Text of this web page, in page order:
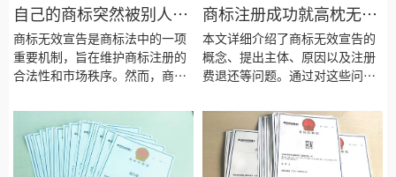
自己的商标突然被别人说
“抄袭”提出了无效宣
告，你该怎么应对？
商标无效宣告是商标法中的一项
重要机制，旨在维护商标注册的
合法性和市场秩序。然而，商标
会感到困惑和无助。本文将针对
商标无效宣告过程中常见的几个
问题进行详细解答，帮助商标权
利人更好地应对这一法律程序。
商标注册成功就高枕无
忧？小心“无效宣告”这
把悬顶之剑！
本文详细介绍了商标无效宣告的
概念、提出主体、原因以及注册
费退还等问题。通过对这些问题
商标无效宣告的相关法律知识，
为商标权利人和相关从业者提供
了实用的参考和指导。